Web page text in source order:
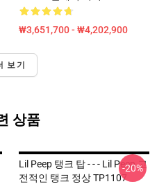
₩3,651,700 - ₩4,202,900
보기
상품
Lil Peep 탱크 탑 - - - Lil Peep 고
전적인 탱크 정상 TP1107
-20%